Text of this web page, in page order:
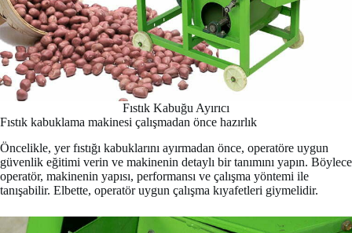
Fıstık Kabuğu Ayırıcı
Fıstık kabuklama makinesi çalışmadan önce hazırlık
Öncelikle, yer fıstığı kabuklarını ayırmadan önce, operatöre uygun
güvenlik eğitimi verin ve makinenin detaylı bir tanımını yapın. Böylece
operatör, makinenin yapısı, performansı ve çalışma yöntemi ile
tanışabilir. Elbette, operatör uygun çalışma kıyafetleri giymelidir.